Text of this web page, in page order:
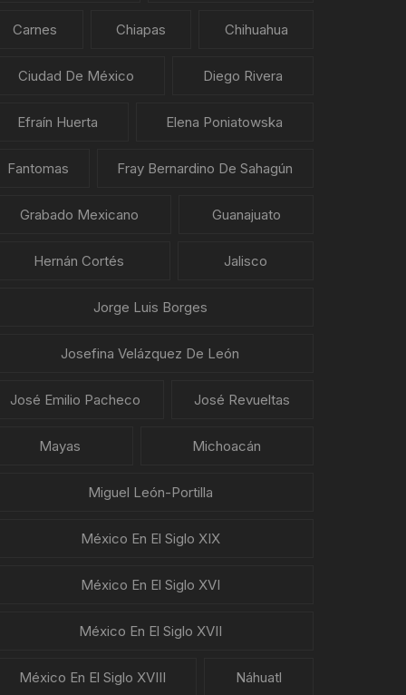
Carnes Chiapas Chihuahua
Ciudad De México Diego Rivera
Efraín Huerta Elena Poniatowska
Fantomas Fray Bernardino De Sahagún
Grabado Mexicano Guanajuato
Hernán Cortés Jalisco
Jorge Luis Borges
Josefina Velázquez De León
José Emilio Pacheco José Revueltas
Mayas Michoacán
Miguel León-Portilla
México En El Siglo XIX
México En El Siglo XVI
México En El Siglo XVII
México En El Siglo XVIII Náhuatl